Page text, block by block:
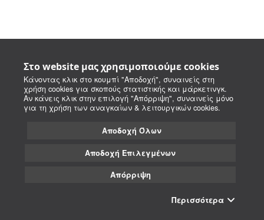
Στο website μας χρησιμοποιούμε cookies
Κάνοντας κλικ στο κουμπί "Αποδοχή", συναινείς στη
χρήση cookies για σκοπούς στατιστικής και μάρκετινγκ.
Αν κάνεις κλικ στην επιλογή "Απόρριψη", συναινείς μόνο
για τη χρήση των αναγκαίων & λειτουργικών cookies.
Αποδοχή Όλων
Αποδοχή Επιλεγμένων
Απόρριψη
Περισσότερα